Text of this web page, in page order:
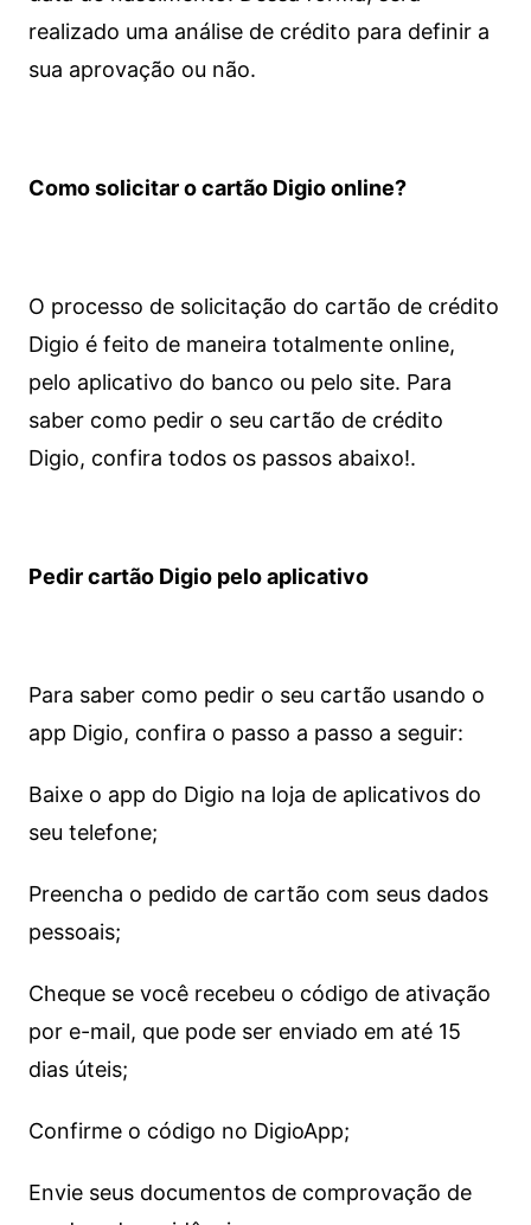
realizado uma análise de crédito para definir a
sua aprovação ou não.
Como solicitar o cartão Digio online?
O processo de solicitação do cartão de crédito
Digio é feito de maneira totalmente online,
pelo aplicativo do banco ou pelo site. Para
saber como pedir o seu cartão de crédito
Digio, confira todos os passos abaixo!.
Pedir cartão Digio pelo aplicativo
Para saber como pedir o seu cartão usando o
app Digio, confira o passo a passo a seguir:
Baixe o app do Digio na loja de aplicativos do
seu telefone;
Preencha o pedido de cartão com seus dados
pessoais;
Cheque se você recebeu o código de ativação
por e-mail, que pode ser enviado em até 15
dias úteis;
Confirme o código no DigioApp;
Envie seus documentos de comprovação de